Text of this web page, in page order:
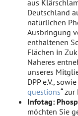
aus
Deutschland
natürlichen
Ausbringung
enthaltenen
Flächen in
Naheres
unseres
DPP e.V.,
questions“
Infotag:
möchten Sie